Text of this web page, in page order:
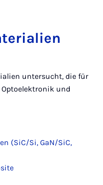
untersucht, die für
und
(SiC/Si, GaN/SiC,